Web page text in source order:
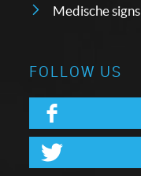
Medische signs
FOLLOW US